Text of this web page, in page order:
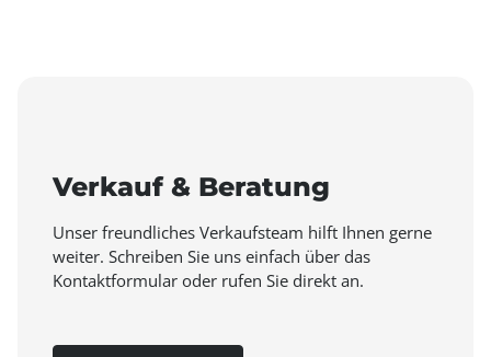
Verkauf & Beratung
Unser freundliches Verkaufsteam hilft Ihnen gerne
weiter. Schreiben Sie uns einfach über das
Kontaktformular oder rufen Sie direkt an.